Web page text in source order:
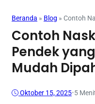
Beranda » Blog » Contoh
Contoh
Pendek
Mudah
Oktober 15, 2025•5